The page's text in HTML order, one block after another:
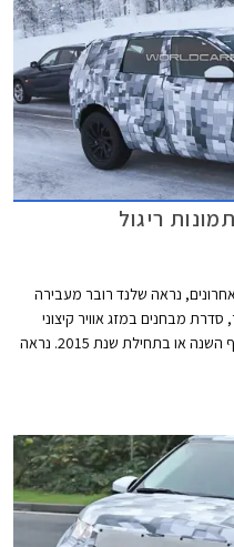
נראה שלנד רובר מעבירה
מבחנים במזג אוויר קיצוני
לקראת השקתו שתתרחש ככל הנראה בסוף השנה או בתחילת שנת 2015. נראה